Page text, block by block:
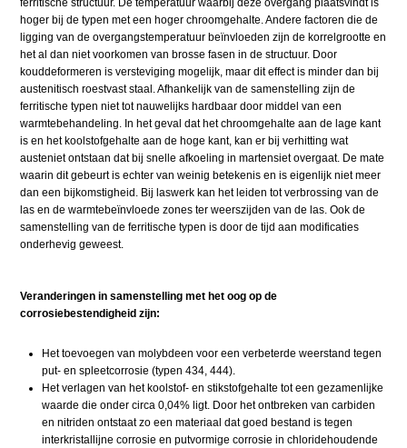
hoger bij de typen met een hoger chroomgehalte. Andere factoren die de
ligging van de overgangstemperatuur beïnvloeden zijn de korrelgrootte en
het al dan niet voorkomen van brosse fasen in de structuur. Door
kouddeformeren is versteviging mogelijk, maar dit effect is minder dan bij
austenitisch roestvast staal. Afhankelijk van de samenstelling zijn de
ferritische typen niet tot nauwelijks hardbaar door middel van een
warmtebehandeling. In het geval dat het chroomgehalte aan de lage kant
is en het koolstofgehalte aan de hoge kant, kan er bij verhitting wat
austeniet ontstaan dat bij snelle afkoeling in martensiet overgaat. De mate
waarin dit gebeurt is echter van weinig betekenis en is eigenlijk niet meer
dan een bijkomstigheid. Bij laswerk kan het leiden tot verbrossing van de
las en de warmtebeïnvloede zones ter weerszijden van de las. Ook de
samenstelling van de ferritische typen is door de tijd aan modificaties
onderhevig geweest.
Veranderingen in samenstelling met het oog op de
corrosiebestendigheid zijn:
Het toevoegen van molybdeen voor een verbeterde weerstand tegen
put- en spleetcorrosie (typen 434, 444).
Het verlagen van het koolstof- en stikstofgehalte tot een gezamenlijke
waarde die onder circa 0,04% ligt. Door het ontbreken van carbiden
en nitriden ontstaat zo een materiaal dat goed bestand is tegen
interkristallijne corrosie en putvormige corrosie in chloridehoudende